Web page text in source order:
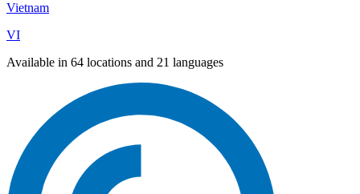
Vietnam
VI
Available in 64 locations and 21 languages